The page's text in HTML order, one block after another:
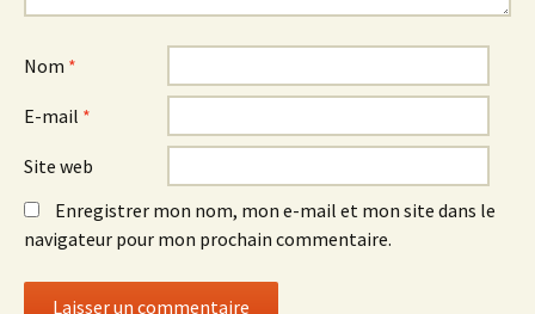
Nom *
E-mail *
Site web
Enregistrer mon nom, mon e-mail et mon site dans le
navigateur pour mon prochain commentaire.